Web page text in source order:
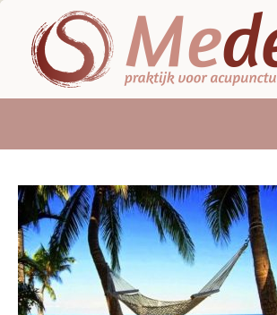
WIE BEN IK?
ACUPUNCTUUR
KLACHTEN